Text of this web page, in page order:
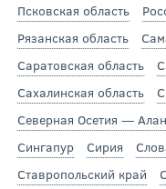
Псковская область
Рязанская область
Саратовская область
Сахалинская область
Северная Осетия —
Сингапур
Сирия
Ставропольский край